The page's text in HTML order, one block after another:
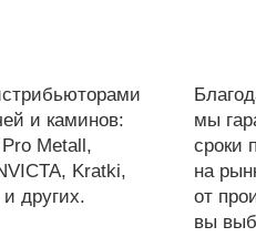
и каминов:
Metall,
Kratki,
других.
мы
сроки
на
от
вы